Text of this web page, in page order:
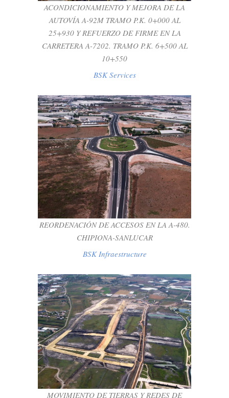
ACONDICIONAMIENTO Y MEJORA DE LA
AUTOVÍA A-92M TRAMO P.K. 0+000 AL
25+930 Y REFUERZO DE FIRME EN LA
CARRETERA A-7202. TRAMO P.K. 6+500 AL
10+550
BSK Services
REORDENACIÓN DE ACCESOS EN LA A-
480. CHIPIONA-SANLUCAR
BSK Infraestructure
REORDENACIÓN DE ACCESOS EN LA A-480.
CHIPIONA-SANLUCAR
BSK Infraestructure
MOVIMIENTO DE TIERRAS Y REDES DE
SANEAMIENTO Y RECOGIDA DE AGUAS
PLUVIALES INTERNAS 1ª FASE EN
COSTA BALLENA
BSK Mining
MOVIMIENTO DE TIERRAS Y REDES DE